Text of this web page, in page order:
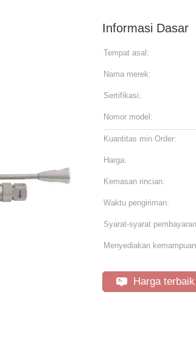
Informasi Dasar
Tempat asal:
Nama merek:
Sertifikasi:
Nomor model:
Kuantitas min Order:
Harga:
Kemasan rincian:
Waktu pengiriman:
Syarat-syarat
Menyediakan
Harga terbaik